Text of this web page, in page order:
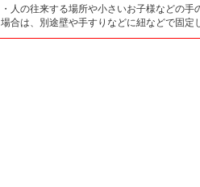
・人の往来する場所や小さいお子様などの手
場合は、別途壁や手すりなどに紐などで固定